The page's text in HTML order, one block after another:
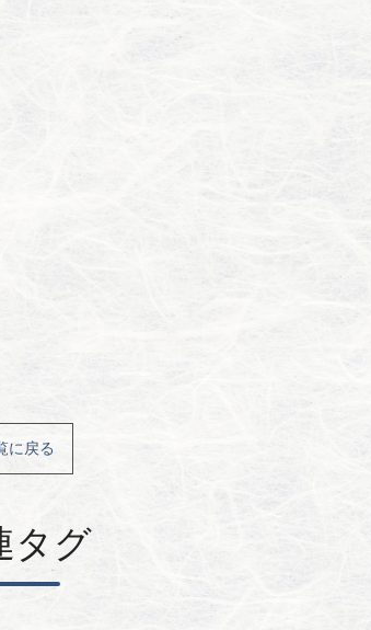
に戻る
タグ